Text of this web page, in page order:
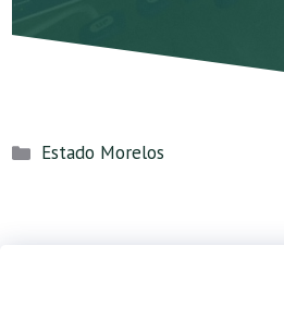
Categorías
Estado Morelos